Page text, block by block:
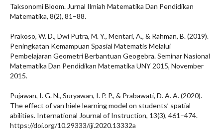
Taksonomi Bloom. Jurnal Ilmiah Matematika Dan Pendidikan
Matematika, 8(2), 81–88.
Prakoso, W. D., Dwi Putra, M. Y., Mentari, A., & Rahman, B. (2019).
Peningkatan Kemampuan Spasial Matematis Melalui
Pembelajaran Geometri Berbantuan Geogebra. Seminar Nasional
Matematika Dan Pendidikan Matematika UNY 2015, November
2015.
Pujawan, I. G. N., Suryawan, I. P. P., & Prabawati, D. A. A. (2020).
The effect of van hiele learning model on students’ spatial
abilities. International Journal of Instruction, 13(3), 461–474.
https://doi.org/10.29333/iji.2020.13332a